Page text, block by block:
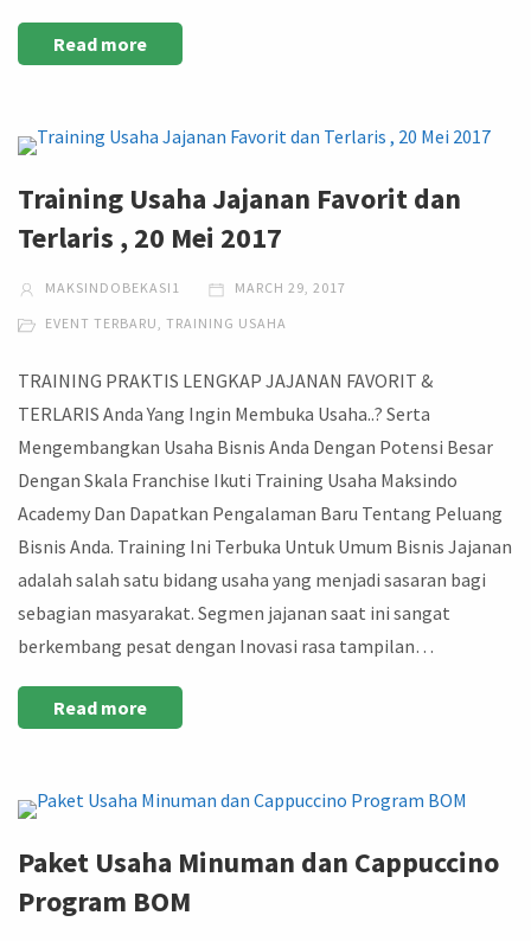
Read more
Training Usaha Jajanan Favorit dan
Terlaris , 20 Mei 2017
MAKSINDOBEKASI1 MARCH 29, 2017
EVENT TERBARU, TRAINING USAHA
TRAINING PRAKTIS LENGKAP JAJANAN FAVORIT &
TERLARIS Anda Yang Ingin Membuka Usaha..? Serta
Mengembangkan Usaha Bisnis Anda Dengan Potensi Besar
Dengan Skala Franchise Ikuti Training Usaha Maksindo
Academy Dan Dapatkan Pengalaman Baru Tentang Peluang
Bisnis Anda. Training Ini Terbuka Untuk Umum Bisnis Jajanan
adalah salah satu bidang usaha yang menjadi sasaran bagi
sebagian masyarakat. Segmen jajanan saat ini sangat
berkembang pesat dengan Inovasi rasa tampilan…
Read more
Paket Usaha Minuman dan Cappuccino
Program BOM